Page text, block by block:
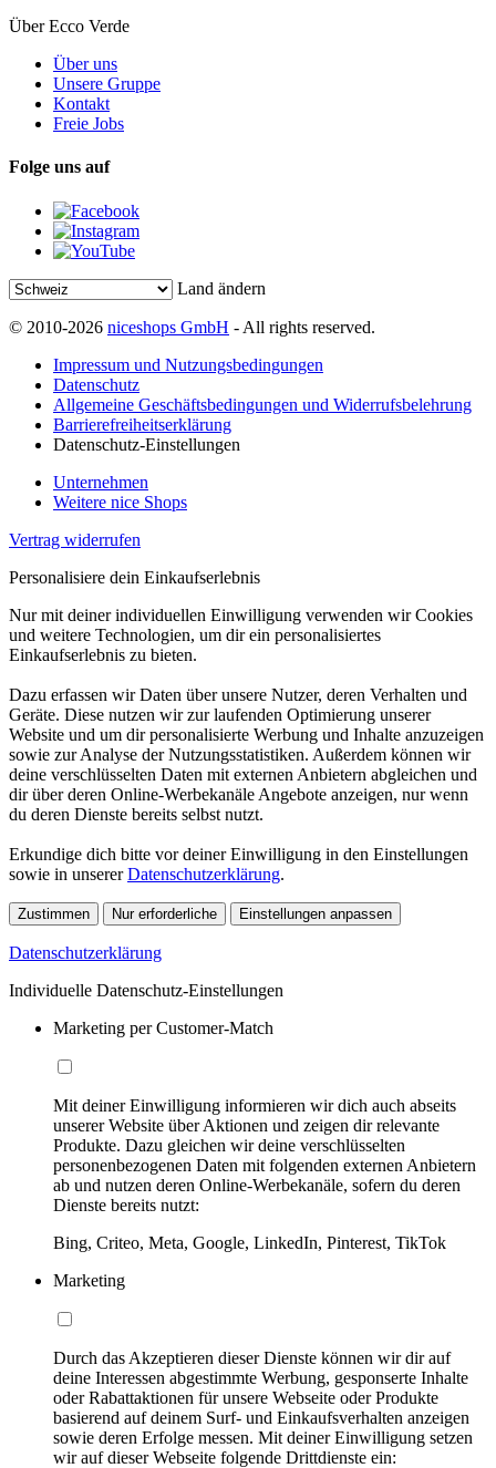
Über Ecco Verde
Über uns
Unsere Gruppe
Kontakt
Freie Jobs
Folge uns auf
Land ändern
© 2010-2026 niceshops GmbH - All rights reserved.
Impressum und Nutzungsbedingungen
Datenschutz
Allgemeine Geschäftsbedingungen und Widerrufsbelehrung
Barrierefreiheitserklärung
Datenschutz-Einstellungen
Unternehmen
Weitere nice Shops
Vertrag widerrufen
Personalisiere dein Einkaufserlebnis
Nur mit deiner individuellen Einwilligung verwenden wir Cookies
und weitere Technologien, um dir ein personalisiertes
Einkaufserlebnis zu bieten.
Dazu erfassen wir Daten über unsere Nutzer, deren Verhalten und
Geräte. Diese nutzen wir zur laufenden Optimierung unserer
Website und um dir personalisierte Werbung und Inhalte anzuzeigen
sowie zur Analyse der Nutzungsstatistiken. Außerdem können wir
deine verschlüsselten Daten mit externen Anbietern abgleichen und
dir über deren Online-Werbekanäle Angebote anzeigen, nur wenn
du deren Dienste bereits selbst nutzt.
Erkundige dich bitte vor deiner Einwilligung in den Einstellungen
sowie in unsererDatenschutzerklärung.
Zustimmen Nur erforderliche Einstellungen anpassen
Datenschutzerklärung
Individuelle Datenschutz-Einstellungen
Marketing per Customer-Match
Mit deiner Einwilligung informieren wir dich auch abseits
unserer Website über Aktionen und zeigen dir relevante
Produkte. Dazu gleichen wir deine verschlüsselten
personenbezogenen Daten mit folgenden externen Anbietern
ab und nutzen deren Online-Werbekanäle, sofern du deren
Dienste bereits nutzt:
Bing, Criteo, Meta, Google, LinkedIn, Pinterest, TikTok
Marketing
Durch das Akzeptieren dieser Dienste können wir dir auf
deine Interessen abgestimmte Werbung, gesponserte Inhalte
oder Rabattaktionen für unsere Webseite oder Produkte
basierend auf deinem Surf- und Einkaufsverhalten anzeigen
sowie deren Erfolge messen. Mit deiner Einwilligung setzen
wir auf dieser Webseite folgende Drittdienste ein: